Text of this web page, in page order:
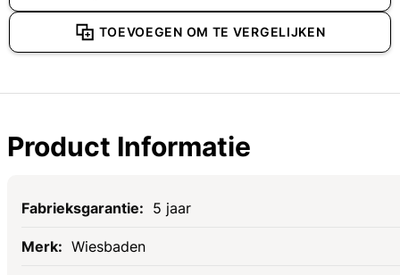
TOEVOEGEN OM TE VERGELIJKEN
Product Informatie
Specificaties
5 jaar
Wiesbaden